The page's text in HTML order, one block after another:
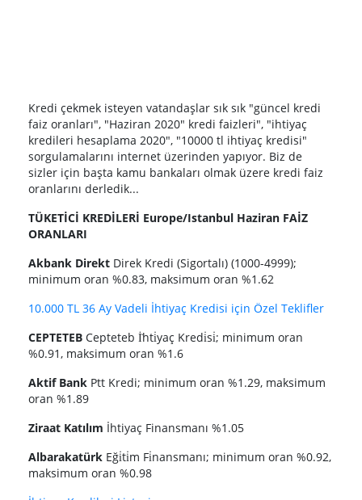
Kredi çekmek isteyen vatandaşlar sık sık "güncel kredi
faiz oranları", "Haziran 2020" kredi faizleri", "ihtiyaç
kredileri hesaplama 2020", "10000 tl ihtiyaç kredisi"
sorgulamalarını internet üzerinden yapıyor. Biz de
sizler için başta kamu bankaları olmak üzere kredi faiz
oranlarını derledik...
TÜKETİCİ KREDİLERİ Europe/Istanbul Haziran FAİZ
ORANLARI
Akbank Direkt Direk Kredi (Sigortalı) (1000-4999);
minimum oran %0.83, maksimum oran %1.62
10.000 TL 36 Ay Vadeli İhtiyaç Kredisi için Özel Teklifler
CEPTETEB Cepteteb İ̇hti̇yaç Kredi̇si̇; minimum oran
%0.91, maksimum oran %1.6
Aktif Bank Ptt Kredi; minimum oran %1.29, maksimum
oran %1.89
Ziraat Katılım İhtiyaç Finansmanı %1.05
Albarakatürk Eği̇ti̇m Fi̇nansmanı; minimum oran %0.92,
maksimum oran %0.98